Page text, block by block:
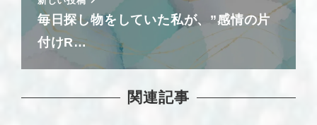
毎日探し物をしていた私が、”感情の片
付けR…
関連記事